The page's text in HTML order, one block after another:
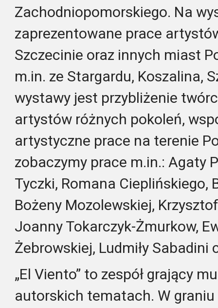
Zachodniopomorskiego. Na
zaprezentowane prace
Szczecinie oraz innych miast
m.in. ze Stargardu, Koszalina,
wystawy jest przybliżenie
artystów różnych pokoleń,
artystyczne prace na terenie
zobaczymy prace m.in.: Agaty
Tyczki, Romana Cieplińskiego,
Bożeny Mozolewskiej,
Joanny Tokarczyk-Żmurkow,
Żebrowskiej, Ludmiły Sabadini
„El Viento” to zespół grający
autorskich tematach. W